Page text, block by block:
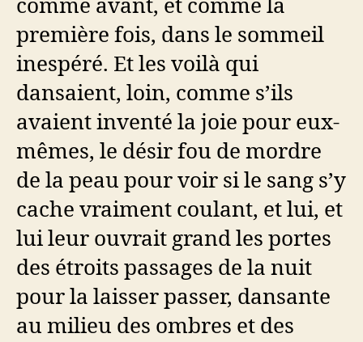
comme avant, et comme la
première fois, dans le sommeil
inespéré. Et les voilà qui
dansaient, loin, comme s’ils
avaient inventé la joie pour eux-
mêmes, le désir fou de mordre
de la peau pour voir si le sang s’y
cache vraiment coulant, et lui, et
lui leur ouvrait grand les portes
des étroits passages de la nuit
pour la laisser passer, dansante
au milieu des ombres et des